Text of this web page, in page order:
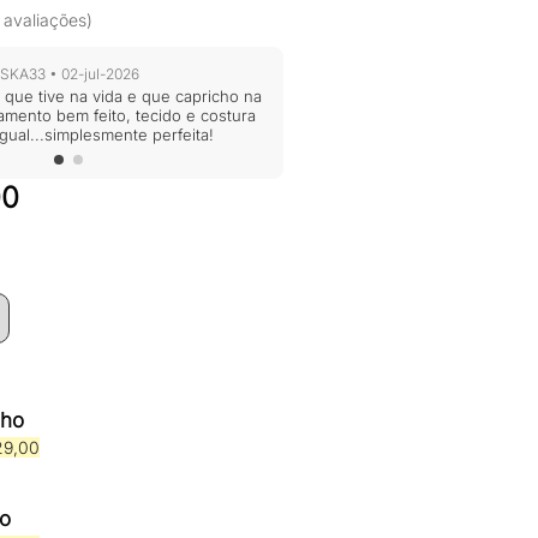
avaliações)
• 02-jul-2026
que tive na vida e que capricho na
bem feito, tecido e costura
perfeita!
O
R$229,00.